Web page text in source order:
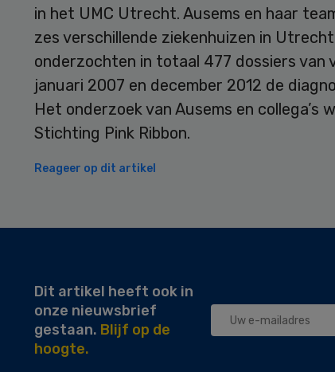
in het UMC Utrecht. Ausems en haar
zes verschillende ziekenhuizen in
onderzochten in totaal 477 dossiers van
januari 2007 en december 2012 de
Het onderzoek van Ausems en collega’s
Stichting Pink Ribbon.
Reageer op dit artikel
Dit artikel heeft ook in
onze nieuwsbrief
gestaan. Blijf op de
hoogte.